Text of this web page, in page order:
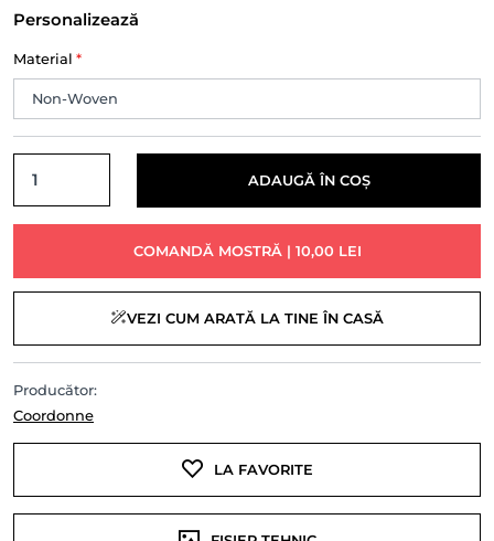
Personalizează
Material *
ADAUGĂ ÎN COȘ
COMANDĂ MOSTRĂ | 10,00 LEI
VEZI CUM ARATĂ LA TINE ÎN CASĂ
Producător:
Coordonne
LA FAVORITE